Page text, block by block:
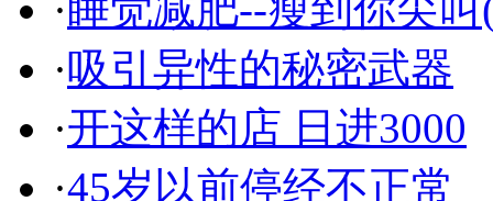
·睡觉减肥--瘦到你尖叫
·吸引异性的秘密武器
·开这样的店 日进3000
·45岁以前停经不正常